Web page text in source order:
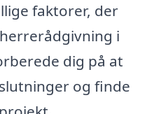
faktorer, der
i
dig på at
og finde